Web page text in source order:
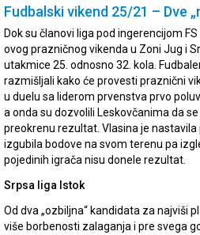
Fudbalski vikend 25/21 – Dve
Dok su članovi liga pod ingerencijom
ovog prazničnog vikenda u Zoni Jug i
utakmice 25. odnosno 32. kola.
razmišljali kako će provesti praznični
u duelu sa liderom prvenstva prvo
a onda su dozvolili Leskovčanima da
preokrenu rezultat. Vlasina je
izgubila bodove na svom terenu pa
pojedinih igrača nisu donele rezultat.
Srpsa liga Istok
Od dva „ozbiljna“ kandidata za najviši
više borbenosti zalaganja i pre svega